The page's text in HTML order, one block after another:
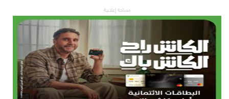
مساحة إعلانية